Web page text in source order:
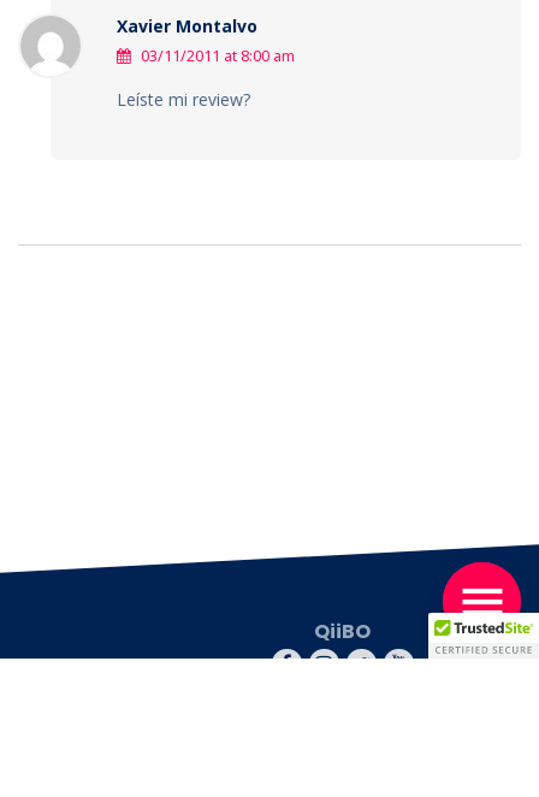
Xavier Montalvo
03/11/2011 at 8:00 am
Leíste mi review?
QiiBO